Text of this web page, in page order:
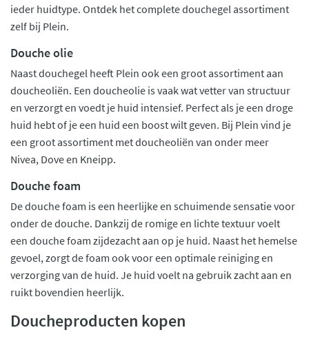
ieder huidtype. Ontdek het complete douchegel assortiment
zelf bij Plein.
Douche olie
Naast douchegel heeft Plein ook een groot assortiment aan
doucheoliën. Een doucheolie is vaak wat vetter van structuur
en verzorgt en voedt je huid intensief. Perfect als je een droge
huid hebt of je een huid een boost wilt geven. Bij Plein vind je
een groot assortiment met doucheoliën van onder meer
Nivea, Dove en Kneipp.
Douche foam
De douche foam is een heerlijke en schuimende sensatie voor
onder de douche. Dankzij de romige en lichte textuur voelt
een douche foam zijdezacht aan op je huid. Naast het hemelse
gevoel, zorgt de foam ook voor een optimale reiniging en
verzorging van de huid. Je huid voelt na gebruik zacht aan en
ruikt bovendien heerlijk.
Doucheproducten kopen